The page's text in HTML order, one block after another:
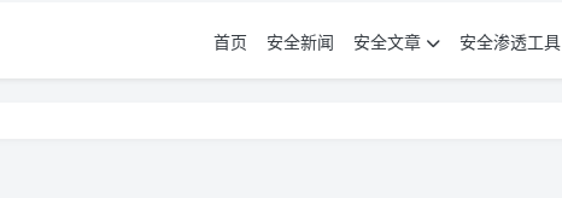
首页 安全新闻 安全文章 安全渗透工具